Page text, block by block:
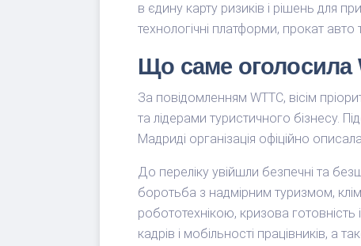
в єдину карту ризиків і рішень для
технологічні платформи, прокат авто
Що саме оголосила
За повідомленням WTTC, вісім
та лідерами туристичного бізнесу.
Мадриді організація офіційно
До переліку увійшли безпечні та
боротьба з надмірним туризмом,
робототехнікою, кризова
кадрів і мобільності працівників, а